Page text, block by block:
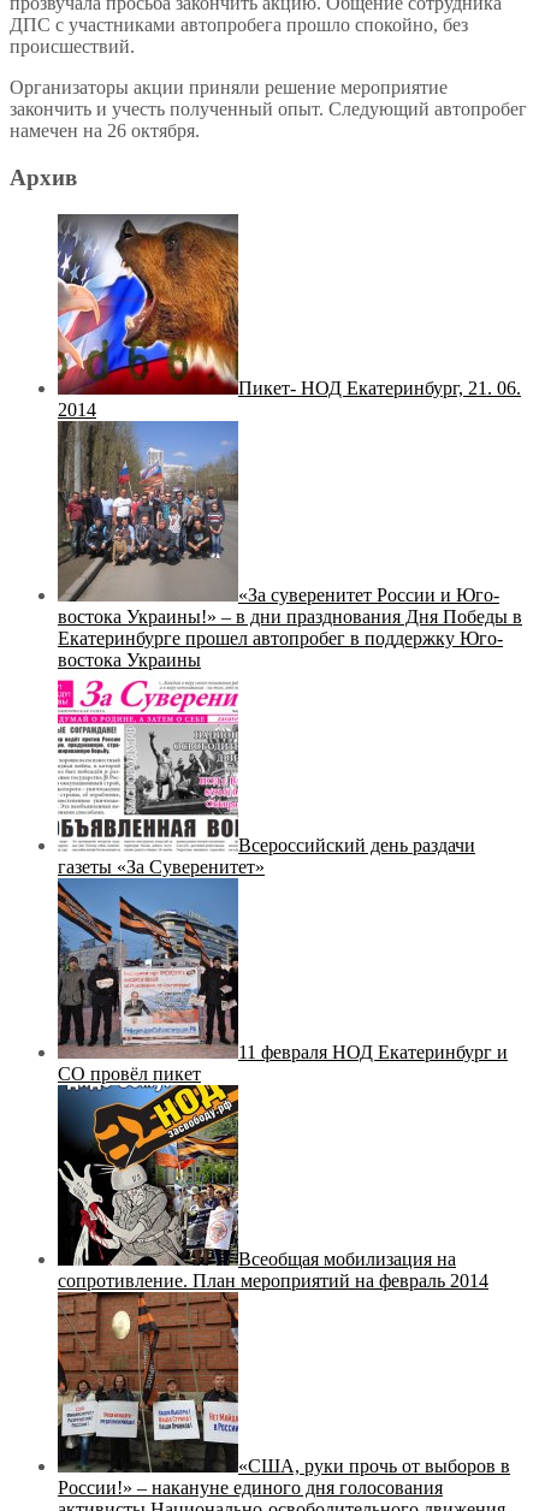
ДПС с участниками автопробега прошло спокойно, без
происшествий.
Организаторы акции приняли решение мероприятие
закончить и учесть полученный опыт. Следующий автопробег
намечен на 26 октября.
Архив
Пикет- НОД Екатеринбург, 21. 06.
2014
«За суверенитет России и Юго-
востока Украины!» – в дни празднования Дня Победы в
Екатеринбурге прошел автопробег в поддержку Юго-
востока Украины
Всероссийский день раздачи
газеты «За Суверенитет»
11 февраля НОД Екатеринбург и
СО провёл пикет
Всеобщая мобилизация на
сопротивление. План мероприятий на февраль 2014
«США, руки прочь от выборов в
России!» – накануне единого дня голосования